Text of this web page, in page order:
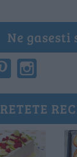
Ne gasesti
RETETE